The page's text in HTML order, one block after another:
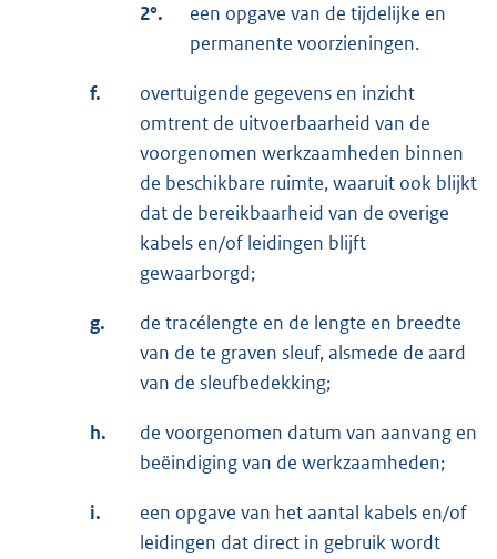
2°.
een opgave van de tijdelijke en
permanente voorzieningen.
f.
overtuigende gegevens en inzicht
omtrent de uitvoerbaarheid van de
voorgenomen werkzaamheden binnen
de beschikbare ruimte, waaruit ook blijkt
dat de bereikbaarheid van de overige
kabels en/of leidingen blijft
gewaarborgd;
g.
de tracélengte en de lengte en breedte
van de te graven sleuf, alsmede de aard
van de sleufbedekking;
h.
de voorgenomen datum van aanvang en
beëindiging van de werkzaamheden;
i.
een opgave van het aantal kabels en/of
leidingen dat direct in gebruik wordt